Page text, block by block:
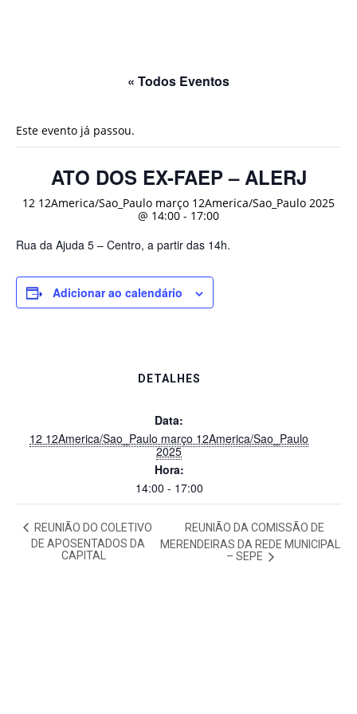
« Todos Eventos
Este evento já passou.
ATO DOS EX-FAEP – ALERJ
12 12America/Sao_Paulo março 12America/Sao_Paulo 2025
@ 14:00 - 17:00
Rua da Ajuda 5 – Centro, a partir das 14h.
Adicionar ao calendário
DETALHES
Data:
12 12America/Sao_Paulo março 12America/Sao_Paulo
2025
Hora:
14:00 - 17:00
REUNIÃO DO COLETIVO
DE APOSENTADOS DA
CAPITAL
REUNIÃO DA COMISSÃO DE
MERENDEIRAS DA REDE MUNICIPAL
– SEPE